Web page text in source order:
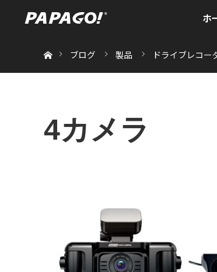
ホ
ブログ
製品 ドライブレコー
4カメラ